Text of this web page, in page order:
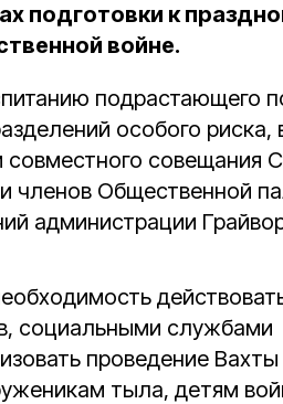
подготовки к
войне.
подрастающего
особого риска,
совместного совещания
членов Общественной
администрации
социальными службами
проведение
тыла, детям